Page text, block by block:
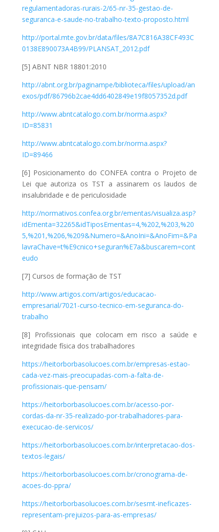
regulamentadoras-rurais-2/65-nr-35-gestao-de-
seguranca-e-saude-no-trabalho-texto-proposto.html
http://portal.mte.gov.br/data/files/8A7C816A38CF493C
0138E890073A4B99/PLANSAT_2012.pdf
[5] ABNT NBR 18801:2010
http://abnt.org.br/paginampe/biblioteca/files/upload/an
exos/pdf/86796b2cae4dd6402849e19f8057352d.pdf
http://www.abntcatalogo.com.br/norma.aspx?
ID=85831
http://www.abntcatalogo.com.br/norma.aspx?
ID=89466
[6] Posicionamento do CONFEA contra o Projeto de
Lei que autoriza os TST a assinarem os laudos de
insalubridade e de periculosidade
http://normativos.confea.org.br/ementas/visualiza.asp?
idEmenta=32265&idTiposEmentas=4,%202,%203,%20
5,%201,%206,%209&Numero=&AnoIni=&AnoFim=&Pa
lavraChave=t%E9cnico+seguran%E7a&buscarem=cont
eudo
[7] Cursos de formação de TST
http://www.artigos.com/artigos/educacao-
empresarial/7021-curso-tecnico-em-seguranca-do-
trabalho
[8] Profissionais que colocam em risco a saúde e
integridade física dos trabalhadores
https://heitorborbasolucoes.com.br/empresas-estao-
cada-vez-mais-preocupadas-com-a-falta-de-
profissionais-que-pensam/
https://heitorborbasolucoes.com.br/acesso-por-
cordas-da-nr-35-realizado-por-trabalhadores-para-
execucao-de-servicos/
https://heitorborbasolucoes.com.br/interpretacao-dos-
textos-legais/
https://heitorborbasolucoes.com.br/cronograma-de-
acoes-do-ppra/
https://heitorborbasolucoes.com.br/sesmt-ineficazes-
representam-prejuizos-para-as-empresas/